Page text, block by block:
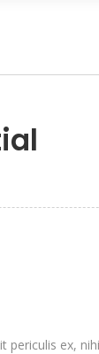
ex,